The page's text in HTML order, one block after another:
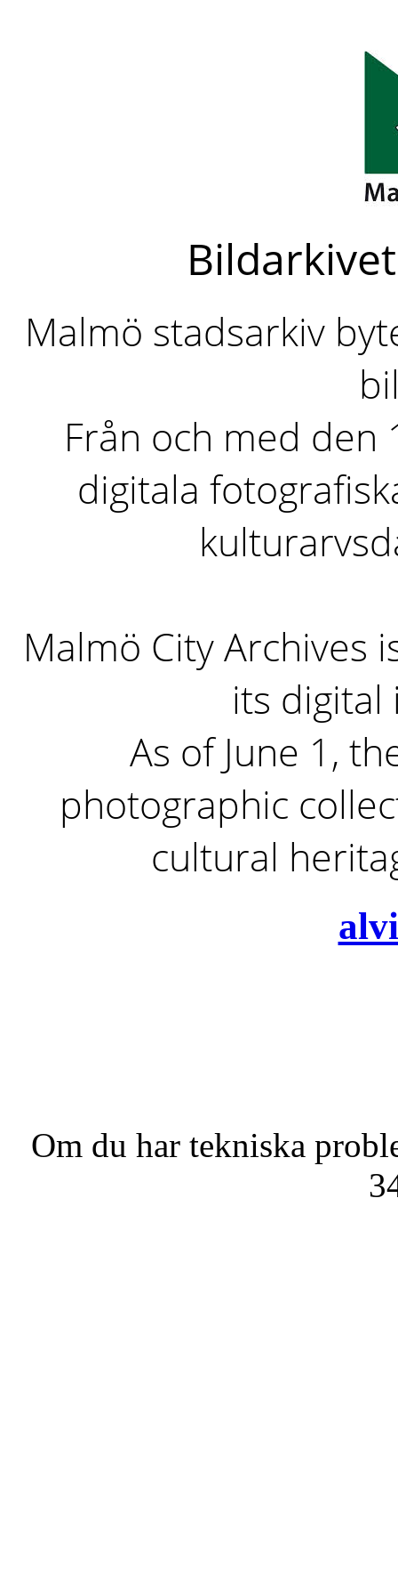
Malmö stadsarkiv
Från och med den
digitala
Malmö City Archives
its digital
As of June 1,
photographic
cultural
Om du har tekniska